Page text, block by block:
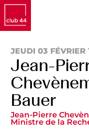
JEUDI 03 FÉVRIER
Jean-
Bauer
Jean-Pierre
Ministre de la